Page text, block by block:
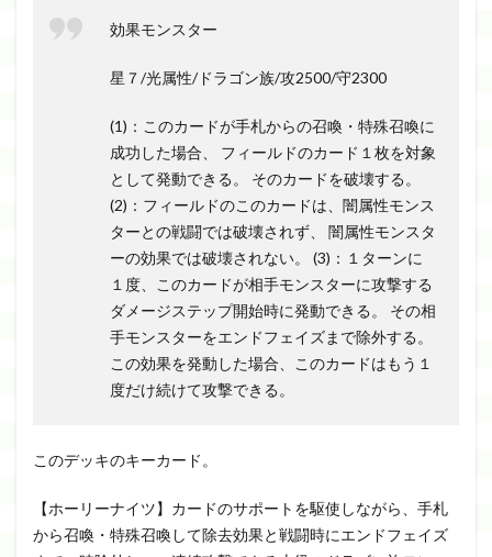
効果モンスター
星７/光属性/ドラゴン族/攻2500/守2300
(1)：このカードが手札からの召喚・特殊召喚に
成功した場合、 フィールドのカード１枚を対象
として発動できる。 そのカードを破壊する。
(2)：フィールドのこのカードは、闇属性モンス
ターとの戦闘では破壊されず、 闇属性モンスタ
ーの効果では破壊されない。 (3)：１ターンに
１度、このカードが相手モンスターに攻撃する
ダメージステップ開始時に発動できる。 その相
手モンスターをエンドフェイズまで除外する。
この効果を発動した場合、このカードはもう１
度だけ続けて攻撃できる。
このデッキのキーカード。
【ホーリーナイツ】カードのサポートを駆使しながら、手札
から召喚・特殊召喚して除去効果と戦闘時にエンドフェイズ